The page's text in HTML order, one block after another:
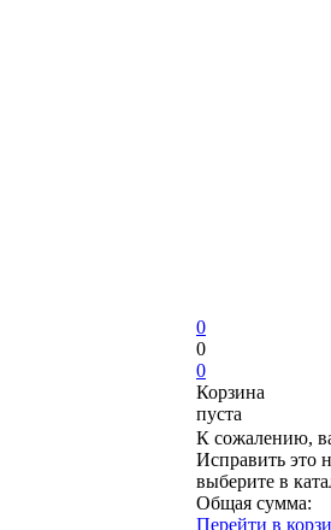
0
0
0
Корзина
пуста
К сожалению,
Исправить это
выберите в
Общая сумма:
Перейти в